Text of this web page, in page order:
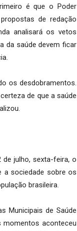
é que o Poder
de redação
analisará os vetos
da saúde devem ficar
os desdobramentos.
de que a saúde
julho, sexta-feira, o
a sociedade sobre os
brasileira.
Municipais de Saúde
momentos aconteceu